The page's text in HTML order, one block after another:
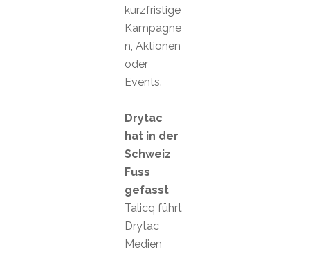
kurzfristige
Kampagne
n, Aktionen
oder
Events.
Drytac
hat in der
Schweiz
Fuss
gefasst
Talicq führt
Drytac
Medien